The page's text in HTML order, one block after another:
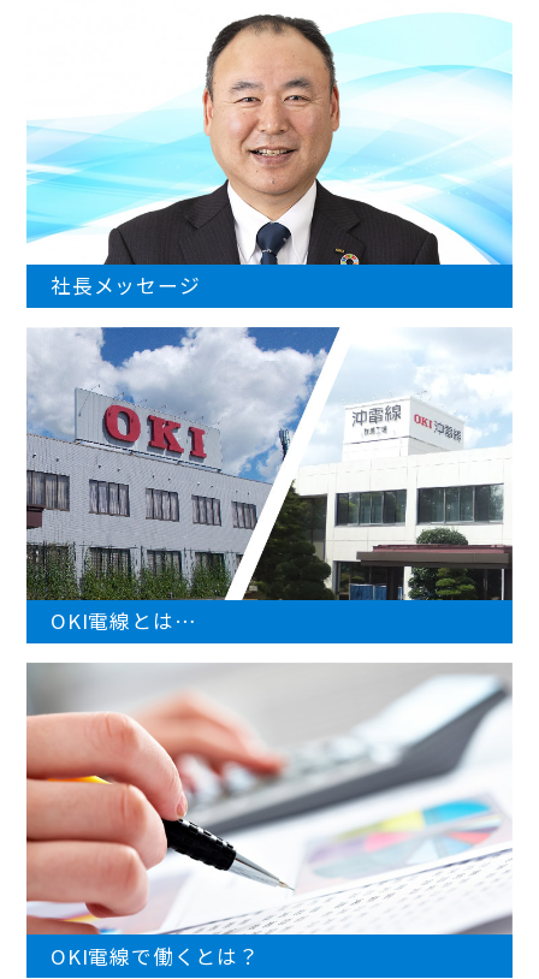
社長メッセージ
OKI電線とは…
OKI電線で働くとは？